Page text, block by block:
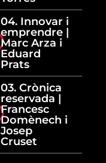
04. Innovar i
emprendre |
Marc Arza i
Eduard
Prats
03. Crònica
reservada |
Francesc
Domènech i
Josep
Cruset